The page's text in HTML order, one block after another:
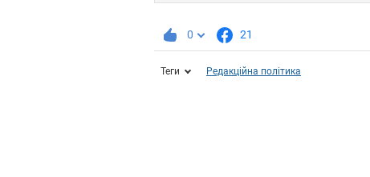
0 21
Теги Редакційна політика